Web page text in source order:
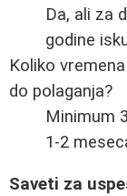
Da, ali za
godine
Koliko
do polaganja?
Minimum
1-2
Saveti za